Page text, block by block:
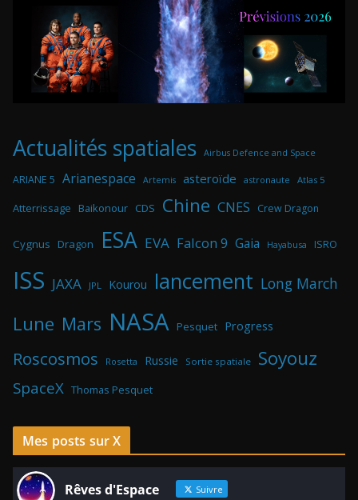
Actualités spatiales Airbus Defence and Space
ARIANE 5 Arianespace Artemis asteroïde astronaute Atlas 5
Atterrissage Baikonour CDS Chine CNES Crew Dragon
Cygnus Dragon ESA EVA Falcon 9 Gaia Hayabusa ISRO
ISS JAXA JPL Kourou lancement Long March
Lune Mars NASA Pesquet Progress
Roscosmos Rosetta Russie Sortie spatiale Soyouz
SpaceX Thomas Pesquet
Mes posts sur X
Rêves d'Espace Suivre